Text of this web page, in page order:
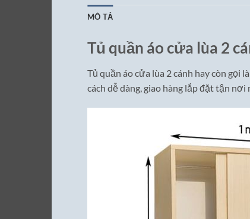
MÔ TẢ
Tủ quần áo cửa lùa 2
Tủ quần áo cửa lùa 2 cánh hay còn
cách dễ dàng, giao hàng lắp đặt tận nơi